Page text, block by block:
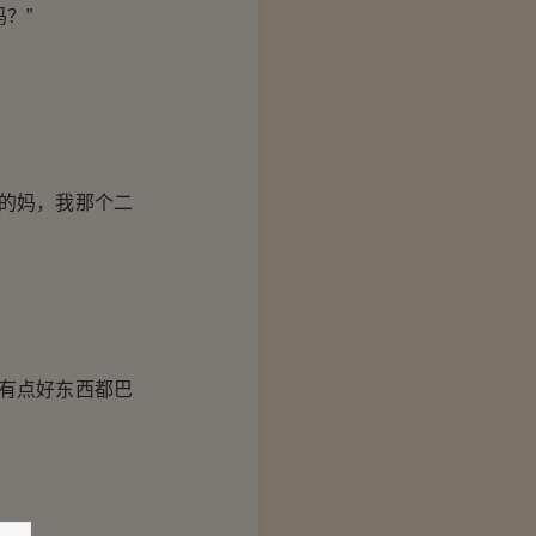
”
妈，我那个二
点好东西都巴